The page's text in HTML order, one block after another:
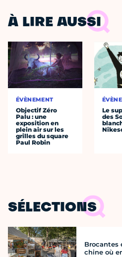
À LIRE AUSSI
ÉVÈNEMENT
Objectif Zéro
Palu : une
exposition en
plein air sur les
grilles du square
Paul Robin
Le
des
SÉLECTIONS
Brocantes
chine où